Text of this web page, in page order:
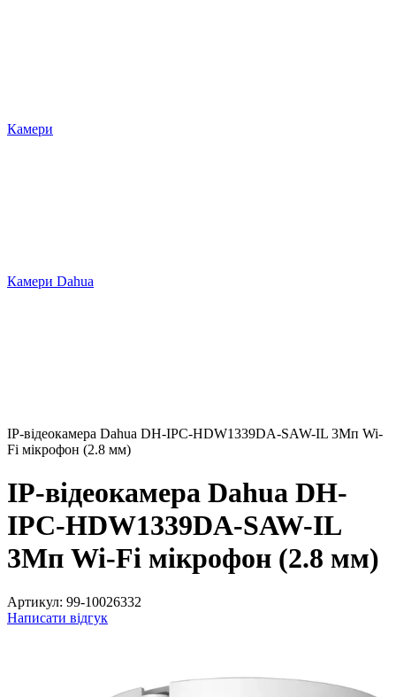
Камери
Камери Dahua
IP-відеокамера Dahua DH-IPC-HDW1339DA-SAW-IL 3Мп Wi-
Fi мікрофон (2.8 мм)
IP-відеокамера Dahua DH-
IPC-HDW1339DA-SAW-IL
3Мп Wi-Fi мікрофон (2.8 мм)
Артикул: 99-10026332
Написати відгук